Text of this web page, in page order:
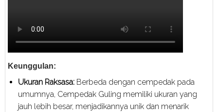
Keunggulan:
Ukuran Raksasa:Berbeda dengan cempedak pada
umumnya, Cempedak Guling memiliki ukuran yang
jauh lebih besar, menjadikannya unik dan menarik